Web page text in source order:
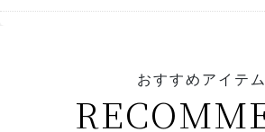
おすすめアイテム